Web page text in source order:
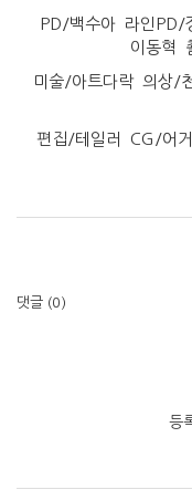
PD/백수아 라인PD/
이동혁
미술/아트다락 의상/
편집/테일러 CG/어
댓글 (0)
등